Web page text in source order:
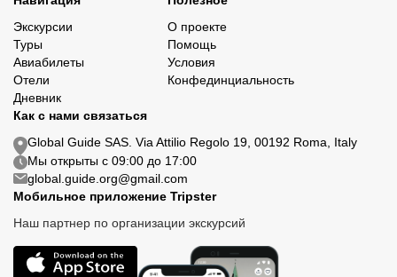
Экскурсии
Туры
Авиабилеты
Отели
Дневник
О проекте
Помощь
Условия
Конфединциальность
Как с нами связаться
Global Guide SAS. Via Attilio Regolo 19, 00192 Roma, Italy
Мы открыты с 09:00 до 17:00
global.guide.org@gmail.com
Мобильное приложение Tripster
Наш партнер по организации экскурсий